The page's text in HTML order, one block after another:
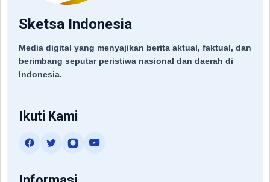
Sketsa Indonesia
Media digital yang menyajikan berita aktual, faktual, dan
berimbang seputar peristiwa nasional dan daerah di
Indonesia.
Ikuti Kami